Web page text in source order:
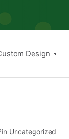
Design
in Uncategorized